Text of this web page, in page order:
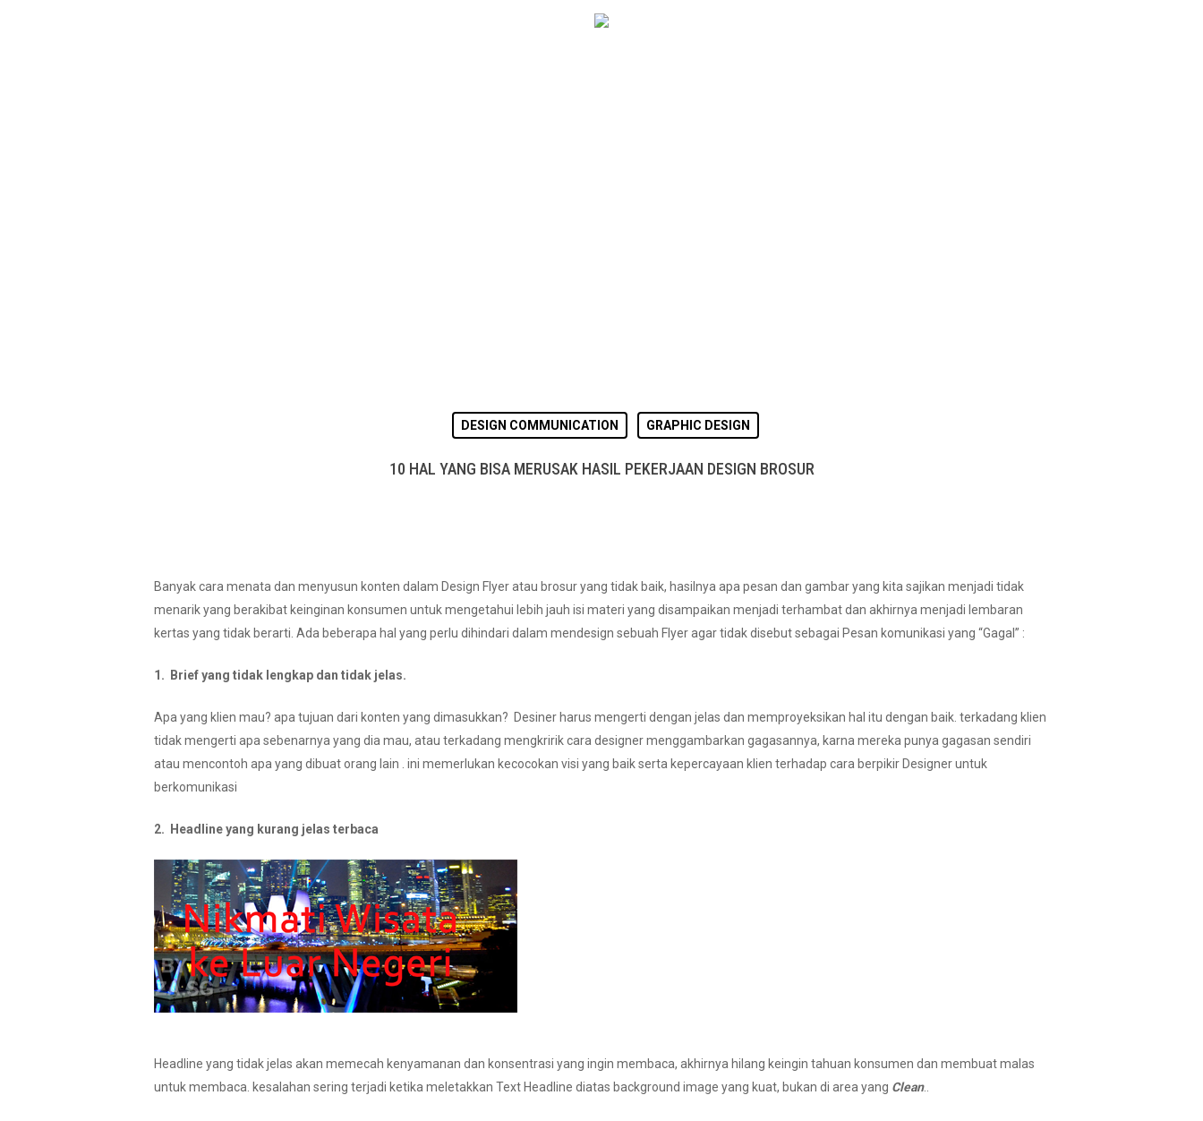
Hit enter to search or ESC to close
DESIGN COMMUNICATION GRAPHIC DESIGN
10 HAL YANG BISA MERUSAK HASIL PEKERJAAN DESIGN BROSUR
Banyak cara menata dan menyusun konten dalam Design Flyer atau brosur yang tidak baik, hasilnya apa pesan dan gambar yang kita sajikan menjadi tidak
menarik yang berakibat keinginan konsumen untuk mengetahui lebih jauh isi materi yang disampaikan menjadi terhambat dan akhirnya menjadi lembaran
kertas yang tidak berarti. Ada beberapa hal yang perlu dihindari dalam mendesign sebuah Flyer agar tidak disebut sebagai Pesan komunikasi yang “Gagal” :
1. Brief yang tidak lengkap dan tidak jelas.
Apa yang klien mau? apa tujuan dari konten yang dimasukkan? Desiner harus mengerti dengan jelas dan memproyeksikan hal itu dengan baik. terkadang klien
tidak mengerti apa sebenarnya yang dia mau, atau terkadang mengkririk cara designer menggambarkan gagasannya, karna mereka punya gagasan sendiri
atau mencontoh apa yang dibuat orang lain . ini memerlukan kecocokan visi yang baik serta kepercayaan klien terhadap cara berpikir Designer untuk
berkomunikasi
2. Headline yang kurang jelas terbaca
Headline yang tidak jelas akan memecah kenyamanan dan konsentrasi yang ingin membaca, akhirnya hilang keingin tahuan konsumen dan membuat malas
untuk membaca. kesalahan sering terjadi ketika meletakkan Text Headline diatas background image yang kuat, bukan di area yang Clean..